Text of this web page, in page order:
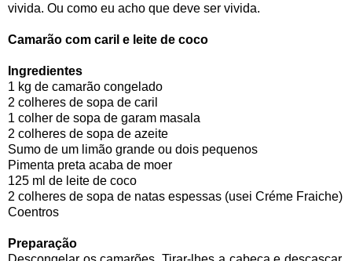
vivida. Ou como eu acho que deve ser vivida.
Camarão com caril e leite de coco
Ingredientes
1 kg de camarão congelado
2 colheres de sopa de caril
1 colher de sopa de garam masala
2 colheres de sopa de azeite
Sumo de um limão grande ou dois pequenos
Pimenta preta acaba de moer
125 ml de leite de coco
2 colheres de sopa de natas espessas (usei Créme Fraiche)
Coentros
Preparação